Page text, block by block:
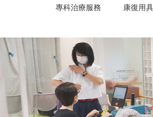
專科治療服務 康復用具